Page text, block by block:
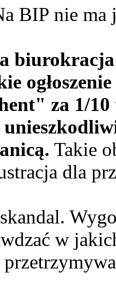
BIP nie ma
biurokracja
za 1/10
Takie
dla
w